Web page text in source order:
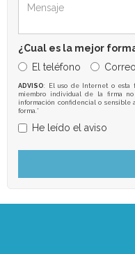
¿Cual es la mejor
El teléfono
ADVISO: El uso de Internet o esta
miembro individual de la firma
información confidencial o
forma.*
He leído el aviso